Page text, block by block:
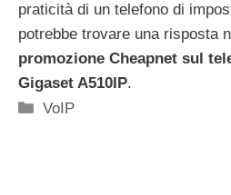
praticità di un telefono di
potrebbe trovare una risposta
promozione Cheapnet sul
Gigaset A510IP.
Categorie
VoIP